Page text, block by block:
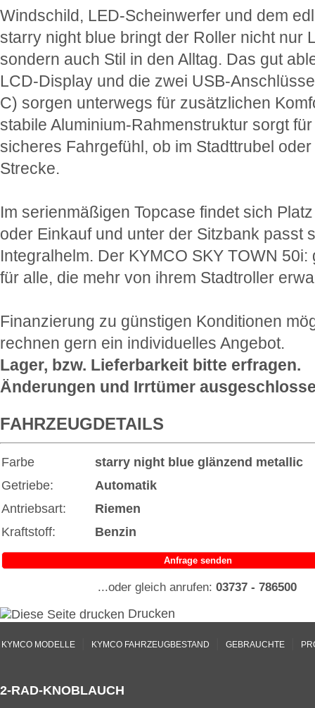
Windschild, LED-Scheinwerfer und dem
starry night blue bringt der Roller nicht nur
sondern auch Stil in den Alltag. Das gut
LCD-Display und die zwei USB-
C) sorgen unterwegs für zusätzlichen
stabile Aluminium-Rahmenstruktur sorgt
sicheres Fahrgefühl, ob im Stadttrubel
Strecke.
Im serienmäßigen Topcase findet sich
oder Einkauf und unter der Sitzbank passt
Integralhelm. Der KYMCO SKY TOWN 50i:
für alle, die mehr von ihrem Stadtroller
Finanzierung zu günstigen Konditionen
rechnen gern ein individuelles Angebot.
Lager, bzw. Lieferbarkeit bitte erfragen.
Änderungen und Irrtümer
FAHRZEUGDETAILS
Farbe starry night blue glänzend metallic
Getriebe:
Automatik
Antriebsart:
Riemen
Kraftstoff:
Benzin
Anfrage senden
...oder gleich anrufen: 03737 - 786500
Drucken
KYMCO MODELLE KYMCO FAHRZEUGBESTAND GEBRAUCHTE
2-RAD-KNOBLAUCH